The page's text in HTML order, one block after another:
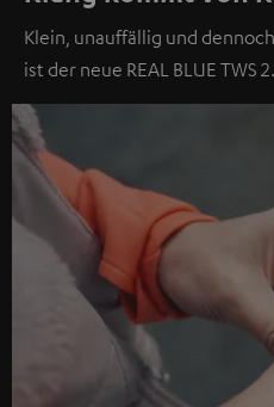
Klein, unauffällig und
ist der neue REAL BLUE TWS 2.